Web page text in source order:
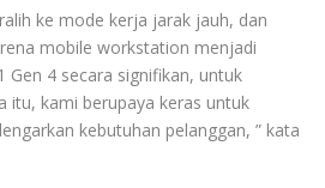
ke mode kerja jarak jauh, dan
mobile workstation menjadi
Gen 4 secara signifikan, untuk
itu, kami berupaya keras untuk
kebutuhan pelanggan, ” kata